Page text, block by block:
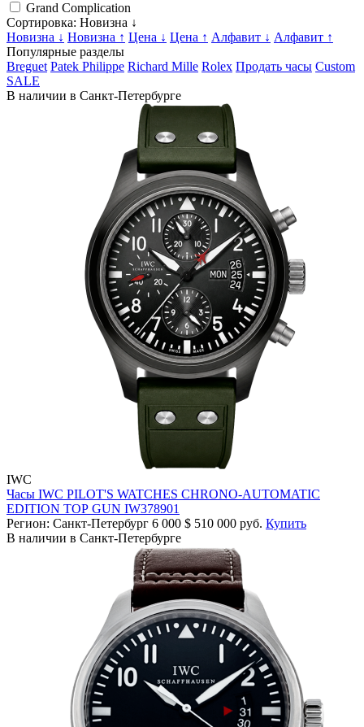
Grand Complication
Сортировка: Новизна ↓
Новизна ↓ Новизна ↑ Цена ↓ Цена ↑ Алфавит ↓ Алфавит ↑
Популярные разделы
Breguet Patek Philippe Richard Mille Rolex Продать часы Custom
SALE
В наличии в Санкт-Петербурге
IWC
Часы IWC PILOT'S WATCHES CHRONO-AUTOMATIC
EDITION TOP GUN IW378901
Регион: Санкт-Петербург 6 000 $ 510 000 руб. Купить
В наличии в Санкт-Петербурге